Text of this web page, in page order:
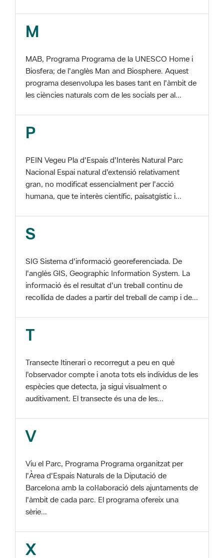
Biosfera; de l'anglès Man and Biosphere. Aquest
les ciències naturals com de les socials per al...
P
Nacional Espai natural d'extensió relativament
humana, que te interès científic, paisatgístic i...
S
l'anglès GIS, Geographic Information System. La
recollida de dades a partir del treball de camp i de...
T
auditivament. El transecte és una de les...
V
l'Àrea d'Espais Naturals de la Diputació de
l'àmbit de cada parc. El programa ofereix una
sèrie...
X
llocs protegits. Inclou una mostra representativa